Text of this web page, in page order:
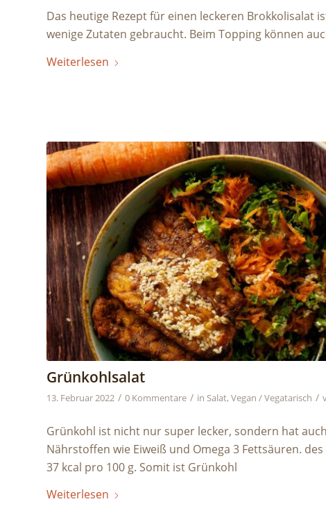
Das heutige Rezept für einen leckeren Brokkolisalat
wenige Zutaten gebraucht. Beim Topping können
Weiterlesen
Grünkohlsalat
13. Februar 2022 / 0 Kommentare / in Salat, Vegan / Vegatarisch /
Grünkohl ist nicht nur super lecker, sondern hat
Nährstoffen wie Eiweiß und Omega 3 Fettsäuren.
37 kcal pro 100 g. Somit ist Grünkohl
Weiterlesen